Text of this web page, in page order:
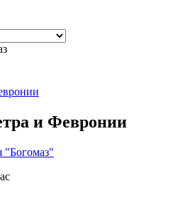
и Февронии
"Богомаз"